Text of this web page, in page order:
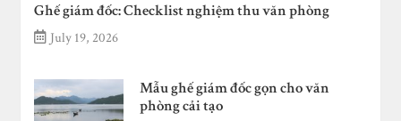
Ghế giám đốc: Checklist nghiệm thu văn phòng
July 19, 2026
Mẫu ghế giám đốc gọn cho văn
phòng cải tạo